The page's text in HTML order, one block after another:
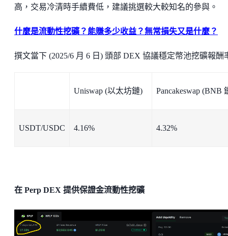
高，交易冷清時手續費低，建議挑選較大較知名的參與。
什麼是流動性挖礦？能賺多少收益？無常損失又是什麼？
撰文當下 (2025/6 月 6 日) 頭部 DEX 協議穩定幣池挖礦報酬
Uniswap (以太坊鏈) Pancakeswap (BNB
USDT/USDC 4.16% 4.32%
在 Perp DEX 提供保證金流動性挖礦